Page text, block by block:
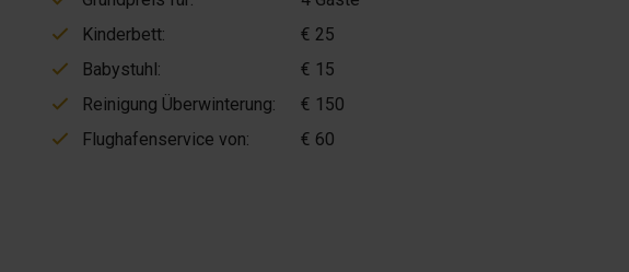
Kinderbett:
€ 25
Babystuhl:
€ 15
Reinigung Überwinterung:
€ 150
Flughafenservice von:
€ 60